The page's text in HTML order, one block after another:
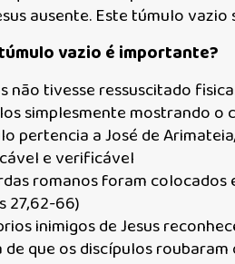
ausente. Este túmulo
vazio é importante?
não tivesse ressuscitado
simplesmente mostrando o
pertencia a José de
e verificável
romanos foram
27,62-66)
inimigos de Jesus
que os discípulos roubaram